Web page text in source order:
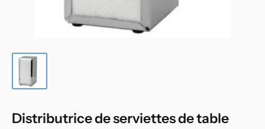
Distributrice de serviettes de table